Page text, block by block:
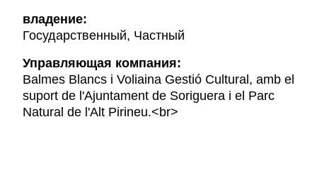
владение:
Государственный, Частный
Управляющая компания:
Balmes Blancs i Voliaina Gestió Cultural, amb el
suport de l'Ajuntament de Soriguera i el Parc
Natural de l'Alt Pirineu.<br>